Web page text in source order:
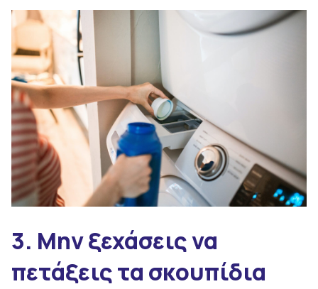
3. Μην ξεχάσεις να
πετάξεις τα σκουπίδια